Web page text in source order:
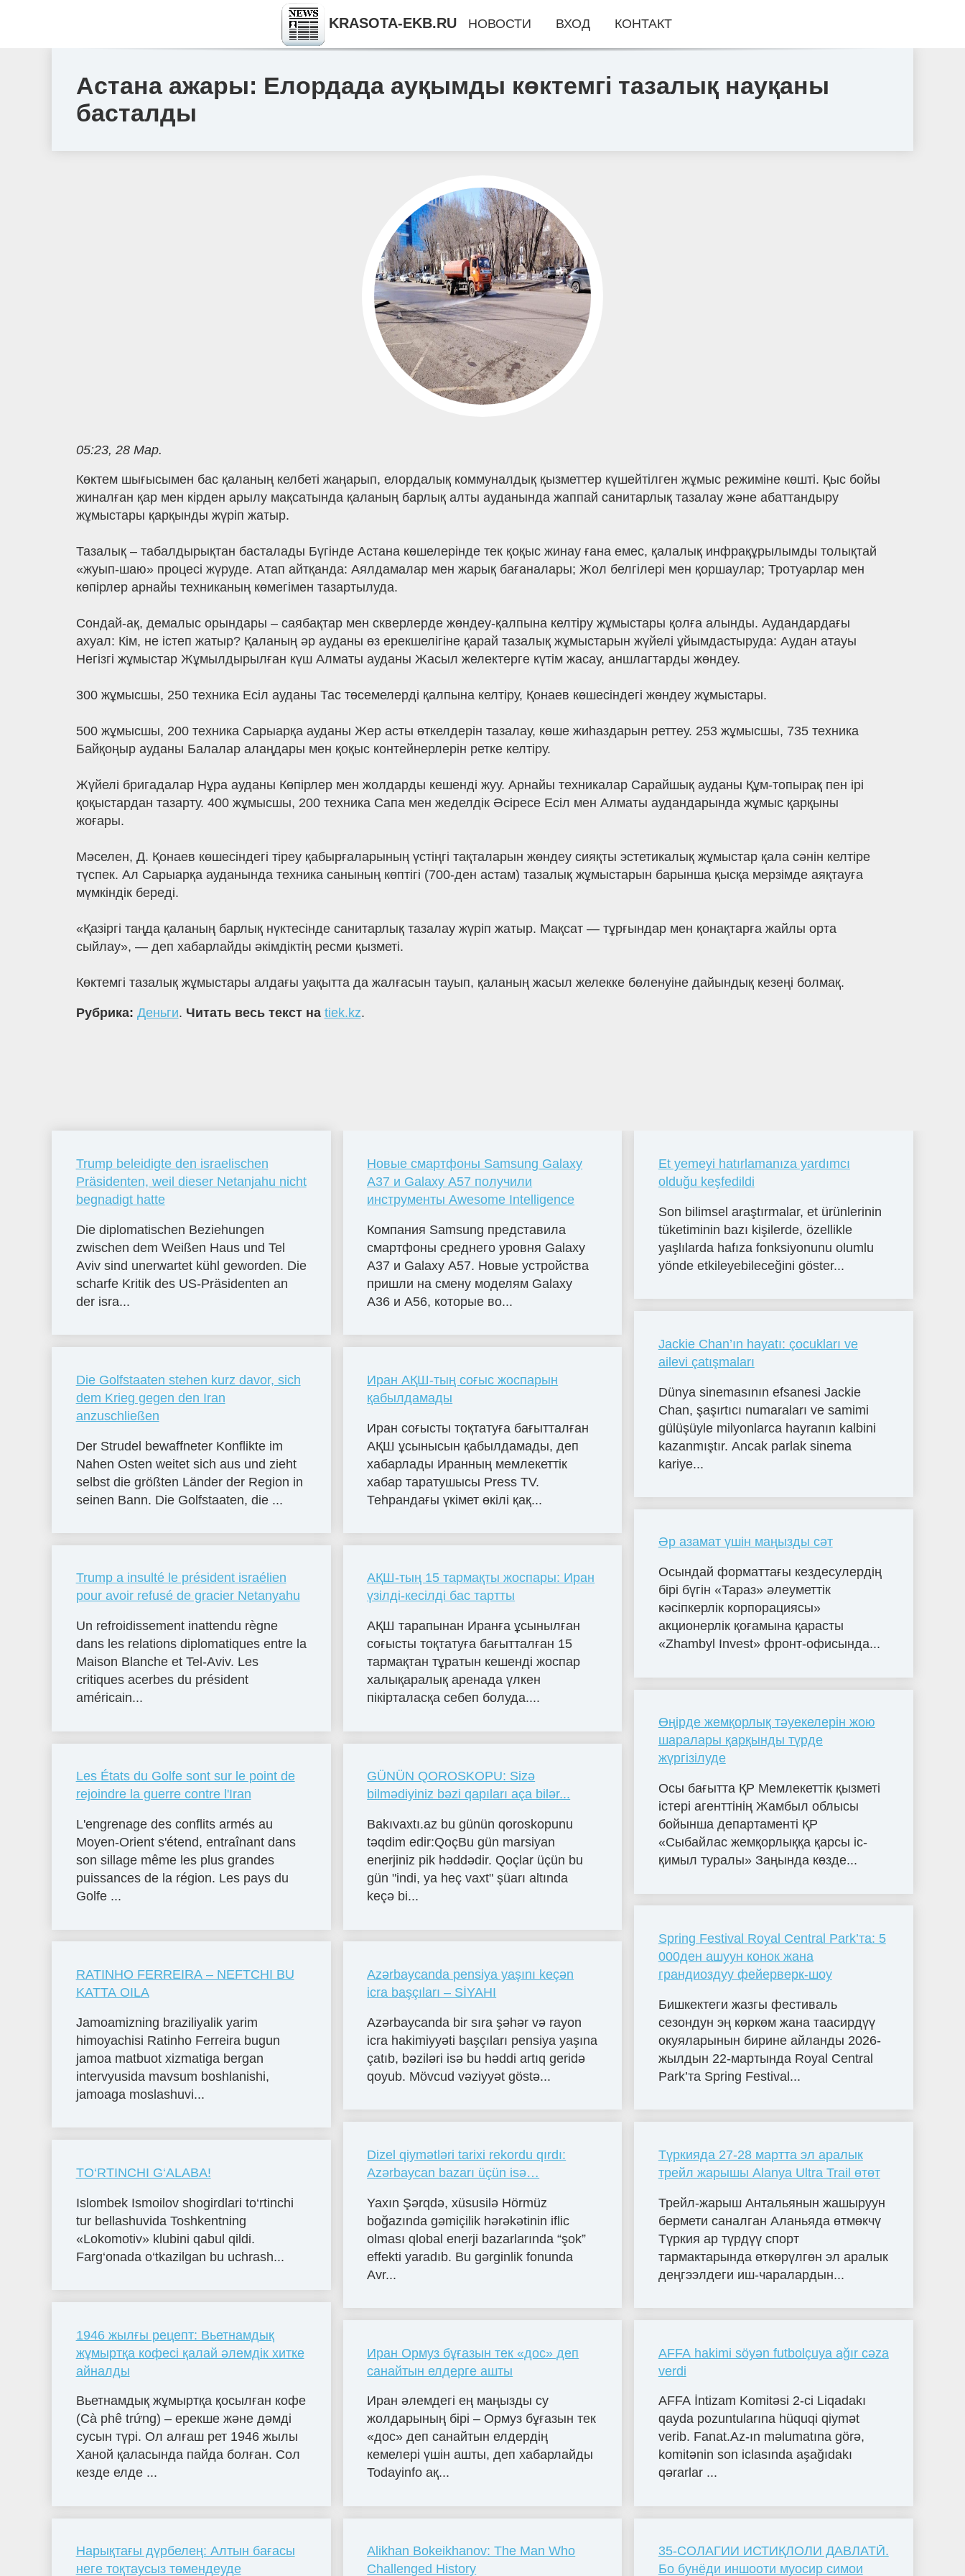
Астана ажары: Елордада ауқымды көктемгі тазалық науқаны
басталды
05:23, 28 Мар.
Көктем шығысымен бас қаланың келбеті жаңарып, елордалық коммуналдық қызметтер күшейтілген жұмыс режиміне көшті. Қыс бойы
жиналған қар мен кірден арылу мақсатында қаланың барлық алты ауданында жаппай санитарлық тазалау және абаттандыру
жұмыстары қарқынды жүріп жатыр.
Тазалық – табалдырықтан басталады Бүгінде Астана көшелерінде тек қоқыс жинау ғана емес, қалалық инфрақұрылымды толықтай
«жуып-шаю» процесі жүруде. Атап айтқанда: Аялдамалар мен жарық бағаналары; Жол белгілері мен қоршаулар; Тротуарлар мен
көпірлер арнайы техниканың көмегімен тазартылуда.
Сондай-ақ, демалыс орындары – саябақтар мен скверлерде жөндеу-қалпына келтіру жұмыстары қолға алынды. Аудандардағы
ахуал: Кім, не істеп жатыр? Қаланың әр ауданы өз ерекшелігіне қарай тазалық жұмыстарын жүйелі ұйымдастыруда: Аудан атауы
Негізгі жұмыстар Жұмылдырылған күш Алматы ауданы Жасыл желектерге күтім жасау, аншлагтарды жөндеу.
300 жұмысшы, 250 техника Есіл ауданы Тас төсемелерді қалпына келтіру, Қонаев көшесіндегі жөндеу жұмыстары.
500 жұмысшы, 200 техника Сарыарқа ауданы Жер асты өткелдерін тазалау, көше жиһаздарын реттеу. 253 жұмысшы, 735 техника
Байқоңыр ауданы Балалар алаңдары мен қоқыс контейнерлерін ретке келтіру.
Жүйелі бригадалар Нұра ауданы Көпірлер мен жолдарды кешенді жуу. Арнайы техникалар Сарайшық ауданы Құм-топырақ пен ірі
қоқыстардан тазарту. 400 жұмысшы, 200 техника Сапа мен жеделдік Әсіресе Есіл мен Алматы аудандарында жұмыс қарқыны
жоғары.
Мәселен, Д. Қонаев көшесіндегі тіреу қабырғаларының үстіңгі тақталарын жөндеу сияқты эстетикалық жұмыстар қала сәнін келтіре
түспек. Ал Сарыарқа ауданында техника санының көптігі (700-ден астам) тазалық жұмыстарын барынша қысқа мерзімде аяқтауға
мүмкіндік береді.
«Қазіргі таңда қаланың барлық нүктесінде санитарлық тазалау жүріп жатыр. Мақсат — тұрғындар мен қонақтарға жайлы орта
сыйлау», — деп хабарлайды әкімдіктің ресми қызметі.
Көктемгі тазалық жұмыстары алдағы уақытта да жалғасын тауып, қаланың жасыл желекке бөленуіне дайындық кезеңі болмақ.
Рубрика: Деньги. Читать весь текст на tiek.kz.
Trump beleidigte den israelischen
Präsidenten, weil dieser Netanjahu nicht
begnadigt hatte
Die diplomatischen Beziehungen
zwischen dem Weißen Haus und Tel
Aviv sind unerwartet kühl geworden. Die
scharfe Kritik des US-Präsidenten an
der isra...
Die Golfstaaten stehen kurz davor, sich
dem Krieg gegen den Iran
anzuschließen
Der Strudel bewaffneter Konflikte im
Nahen Osten weitet sich aus und zieht
selbst die größten Länder der Region in
seinen Bann. Die Golfstaaten, die ...
Trump a insulté le président israélien
pour avoir refusé de gracier Netanyahu
Un refroidissement inattendu règne
dans les relations diplomatiques entre la
Maison Blanche et Tel-Aviv. Les
critiques acerbes du président
américain...
Les États du Golfe sont sur le point de
rejoindre la guerre contre l'Iran
L'engrenage des conflits armés au
Moyen-Orient s'étend, entraînant dans
son sillage même les plus grandes
puissances de la région. Les pays du
Golfe ...
RATINHO FERREIRA – NEFTCHI BU
KATTA OILA
Jamoamizning braziliyalik yarim
himoyachisi Ratinho Ferreira bugun
jamoa matbuot xizmatiga bergan
intervyusida mavsum boshlanishi,
jamoaga moslashuvi...
TO‘RTINCHI G‘ALABA!
Islombek Ismoilov shogirdlari to‘rtinchi
tur bellashuvida Toshkentning
«Lokomotiv» klubini qabul qildi.
Farg‘onada o‘tkazilgan bu uchrash...
1946 жылғы рецепт: Вьетнамдық
жұмыртқа кофесі қалай әлемдік хитке
айналды
Вьетнамдық жұмыртқа қосылған кофе
(Cà phê trứng) – ерекше және дәмді
сусын түрі. Ол алғаш рет 1946 жылы
Ханой қаласында пайда болған. Сол
кезде елде ...
Нарықтағы дүрбелең: Алтын бағасы
неге тоқтаусыз төмендеуде
Новые смартфоны Samsung Galaxy
A37 и Galaxy A57 получили
инструменты Awesome Intelligence
Компания Samsung представила
смартфоны среднего уровня Galaxy
A37 и Galaxy A57. Новые устройства
пришли на смену моделям Galaxy
A36 и A56, которые во...
Иран АҚШ-тың соғыс жоспарын
қабылдамады
Иран соғысты тоқтатуға бағытталған
АҚШ ұсынысын қабылдамады, деп
хабарлады Иранның мемлекеттік
хабар таратушысы Press TV.
Теһрандағы үкімет өкілі қақ...
АҚШ-тың 15 тармақты жоспары: Иран
үзілді-кесілді бас тартты
АҚШ тарапынан Иранға ұсынылған
соғысты тоқтатуға бағытталған 15
тармақтан тұратын кешенді жоспар
халықаралық аренада үлкен
пікірталасқа себеп болуда....
GÜNÜN QOROSKOPU: Sizə
bilmədiyiniz bəzi qapıları aça bilər...
Bakıvaxtı.az bu günün qoroskopunu
təqdim edir:QoçBu gün marsiyan
enerjiniz pik həddədir. Qoçlar üçün bu
gün "indi, ya heç vaxt" şüarı altında
keçə bi...
Azərbaycanda pensiya yaşını keçən
icra başçıları – SİYAHI
Azərbaycanda bir sıra şəhər və rayon
icra hakimiyyəti başçıları pensiya yaşına
çatıb, bəziləri isə bu həddi artıq geridə
qoyub. Mövcud vəziyyət göstə...
Dizel qiymətləri tarixi rekordu qırdı:
Azərbaycan bazarı üçün isə…
Yaxın Şərqdə, xüsusilə Hörmüz
boğazında gəmiçilik hərəkətinin iflic
olması qlobal enerji bazarlarında “şok”
effekti yaradıb. Bu gərginlik fonunda
Avr...
Иран Ормуз бұғазын тек «дос» деп
санайтын елдерге ашты
Иран әлемдегі ең маңызды су
жолдарының бірі – Ормуз бұғазын тек
«дос» деп санайтын елдердің
кемелері үшін ашты, деп хабарлайды
Todayinfo ақ...
Alikhan Bokeikhanov: The Man Who
Challenged History
Et yemeyi hatırlamanıza yardımcı
olduğu keşfedildi
Son bilimsel araştırmalar, et ürünlerinin
tüketiminin bazı kişilerde, özellikle
yaşlılarda hafıza fonksiyonunu olumlu
yönde etkileyebileceğini göster...
Jackie Chan’ın hayatı: çocukları ve
ailevi çatışmaları
Dünya sinemasının efsanesi Jackie
Chan, şaşırtıcı numaraları ve samimi
gülüşüyle milyonlarca hayranın kalbini
kazanmıştır. Ancak parlak sinema
kariye...
Әр азамат үшін маңызды сәт
Осындай форматтағы кездесулердің
бірі бүгін «Тараз» әлеуметтік
кәсіпкерлік корпорациясы»
акционерлік қоғамына қарасты
«Zhambyl Invest» фронт-офисында...
Өңірде жемқорлық тәуекелерін жою
шаралары қарқынды түрде
жүргізілуде
Осы бағытта ҚР Мемлекеттік қызметі
істері агенттінің Жамбыл облысы
бойынша департаменті ҚР
«Сыбайлас жемқорлыққа қарсы іс-
қимыл туралы» Заңында көзде...
Spring Festival Royal Central Park’та: 5
000ден ашуун конок жана
грандиоздуу фейерверк-шоу
Бишкектеги жазгы фестиваль
сезондун эң көркөм жана таасирдүү
окуяларынын бирине айланды 2026-
жылдын 22-мартында Royal Central
Park’та Spring Festival...
Түркияда 27-28 мартта эл аралык
трейл жарышы Alanya Ultra Trail өтөт
Трейл-жарыш Антальянын жашыруун
бермети саналган Аланьяда өтмөкчү
Түркия ар түрдүү спорт
тармактарында өткөрүлгөн эл аралык
деңгээлдеги иш-чаралардын...
AFFA hakimi söyən futbolçuya ağır cəza
verdi
AFFA İntizam Komitəsi 2-ci Liqadakı
qayda pozuntularına hüquqi qiymət
verib. Fanat.Az-ın məlumatına görə,
komitənin son iclasında aşağıdakı
qərarlar ...
35-СОЛАГИИ ИСТИҚЛОЛИ ДАВЛАТӢ.
Бо бунёди иншооти муосир симои
KRASOTA-EKB.RU НОВОСТИ ВХОД КОНТАКТ